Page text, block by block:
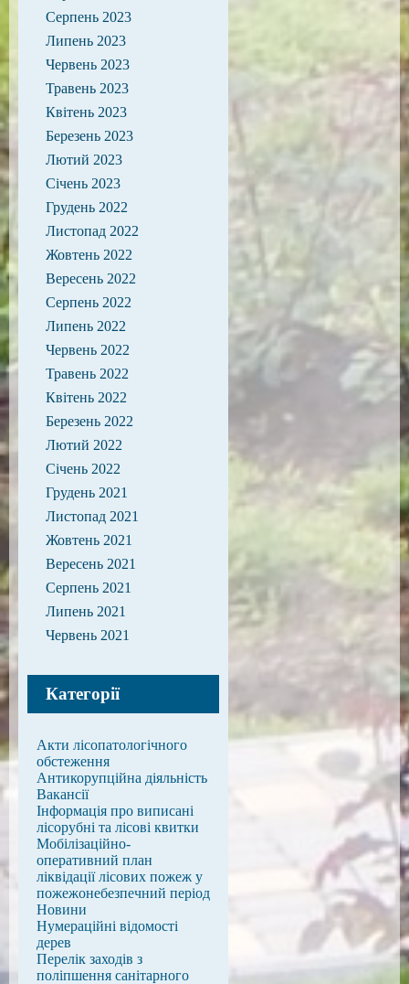
Серпень 2023
Липень 2023
Червень 2023
Травень 2023
Квітень 2023
Березень 2023
Лютий 2023
Січень 2023
Грудень 2022
Листопад 2022
Жовтень 2022
Вересень 2022
Серпень 2022
Липень 2022
Червень 2022
Травень 2022
Квітень 2022
Березень 2022
Лютий 2022
Січень 2022
Грудень 2021
Листопад 2021
Жовтень 2021
Вересень 2021
Серпень 2021
Липень 2021
Червень 2021
Категорії
Акти лісопатологічного
обстеження
Антикорупційна діяльність
Вакансії
Інформація про виписані
лісорубні та лісові квитки
Мобілізаційно-
оперативний план
ліквідації лісових пожеж у
пожежонебезпечний період
Новини
Нумераційні відомості
дерев
Перелік заходів з
поліпшення санітарного